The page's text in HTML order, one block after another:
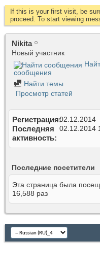
If this is your first visit, be
proceed. To start viewing
Nikita
Новый участник
сообщения
Найти темы
Просмотр статей
Регистрация02.12.2014
Последняя
активность
02.12.2014
Последние посетители
Эта страница была
16,588 раз